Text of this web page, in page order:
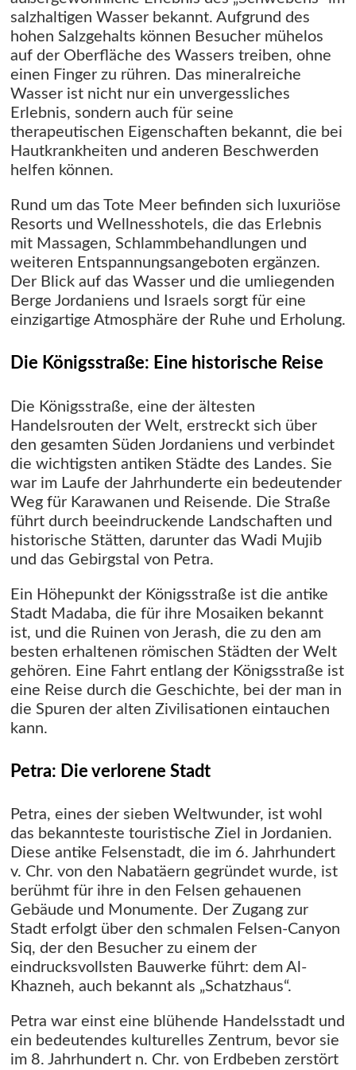
salzhaltigen Wasser bekannt. Aufgrund des
hohen Salzgehalts können Besucher mühelos
auf der Oberfläche des Wassers treiben, ohne
einen Finger zu rühren. Das mineralreiche
Wasser ist nicht nur ein unvergessliches
Erlebnis, sondern auch für seine
therapeutischen Eigenschaften bekannt, die bei
Hautkrankheiten und anderen Beschwerden
helfen können.
Rund um das Tote Meer befinden sich luxuriöse
Resorts und Wellnesshotels, die das Erlebnis
mit Massagen, Schlammbehandlungen und
weiteren Entspannungsangeboten ergänzen.
Der Blick auf das Wasser und die umliegenden
Berge Jordaniens und Israels sorgt für eine
einzigartige Atmosphäre der Ruhe und Erholung.
Die Königsstraße: Eine historische Reise
Die Königsstraße, eine der ältesten
Handelsrouten der Welt, erstreckt sich über
den gesamten Süden Jordaniens und verbindet
die wichtigsten antiken Städte des Landes. Sie
war im Laufe der Jahrhunderte ein bedeutender
Weg für Karawanen und Reisende. Die Straße
führt durch beeindruckende Landschaften und
historische Stätten, darunter das Wadi Mujib
und das Gebirgstal von Petra.
Ein Höhepunkt der Königsstraße ist die antike
Stadt Madaba, die für ihre Mosaiken bekannt
ist, und die Ruinen von Jerash, die zu den am
besten erhaltenen römischen Städten der Welt
gehören. Eine Fahrt entlang der Königsstraße ist
eine Reise durch die Geschichte, bei der man in
die Spuren der alten Zivilisationen eintauchen
kann.
Petra: Die verlorene Stadt
Petra, eines der sieben Weltwunder, ist wohl
das bekannteste touristische Ziel in Jordanien.
Diese antike Felsenstadt, die im 6. Jahrhundert
v. Chr. von den Nabatäern gegründet wurde, ist
berühmt für ihre in den Felsen gehauenen
Gebäude und Monumente. Der Zugang zur
Stadt erfolgt über den schmalen Felsen-Canyon
Siq, der den Besucher zu einem der
eindrucksvollsten Bauwerke führt: dem Al-
Khazneh, auch bekannt als „Schatzhaus“.
Petra war einst eine blühende Handelsstadt und
ein bedeutendes kulturelles Zentrum, bevor sie
im 8. Jahrhundert n. Chr. von Erdbeben zerstört